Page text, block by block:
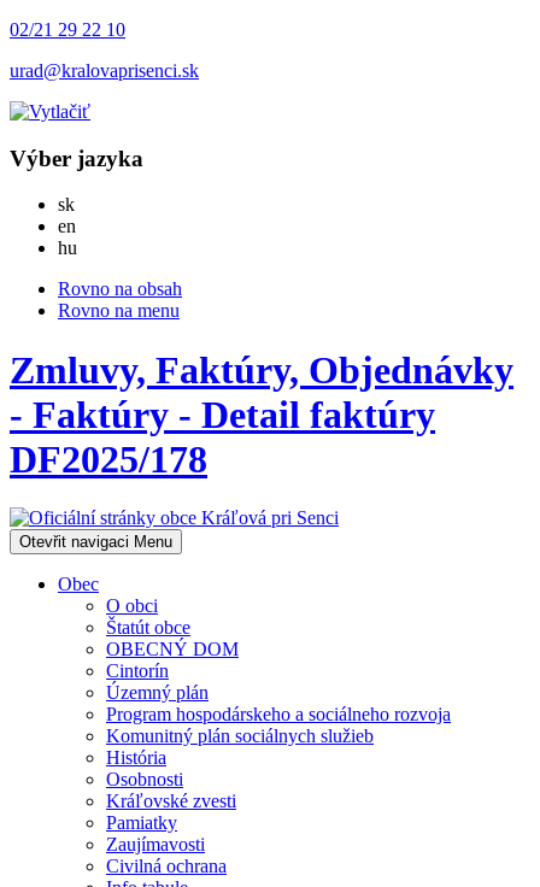
02/21 29 22 10
urad@kralovaprisenci.sk
Výber jazyka
skSlovensky
en
hu
Rovno na obsah
Rovno na menu
Zmluvy, Faktúry, Objednávky
- Faktúry - Detail faktúry
DF2025/178
Otevřit navigaci Menu
Obec
O obci
Štatút obce
OBECNÝ DOM
Cintorín
Územný plán
Program hospodárskeho a sociálneho rozvoja
Komunitný plán sociálnych služieb
História
Osobnosti
Kráľovské zvesti
Pamiatky
Zaujímavosti
Civilná ochrana